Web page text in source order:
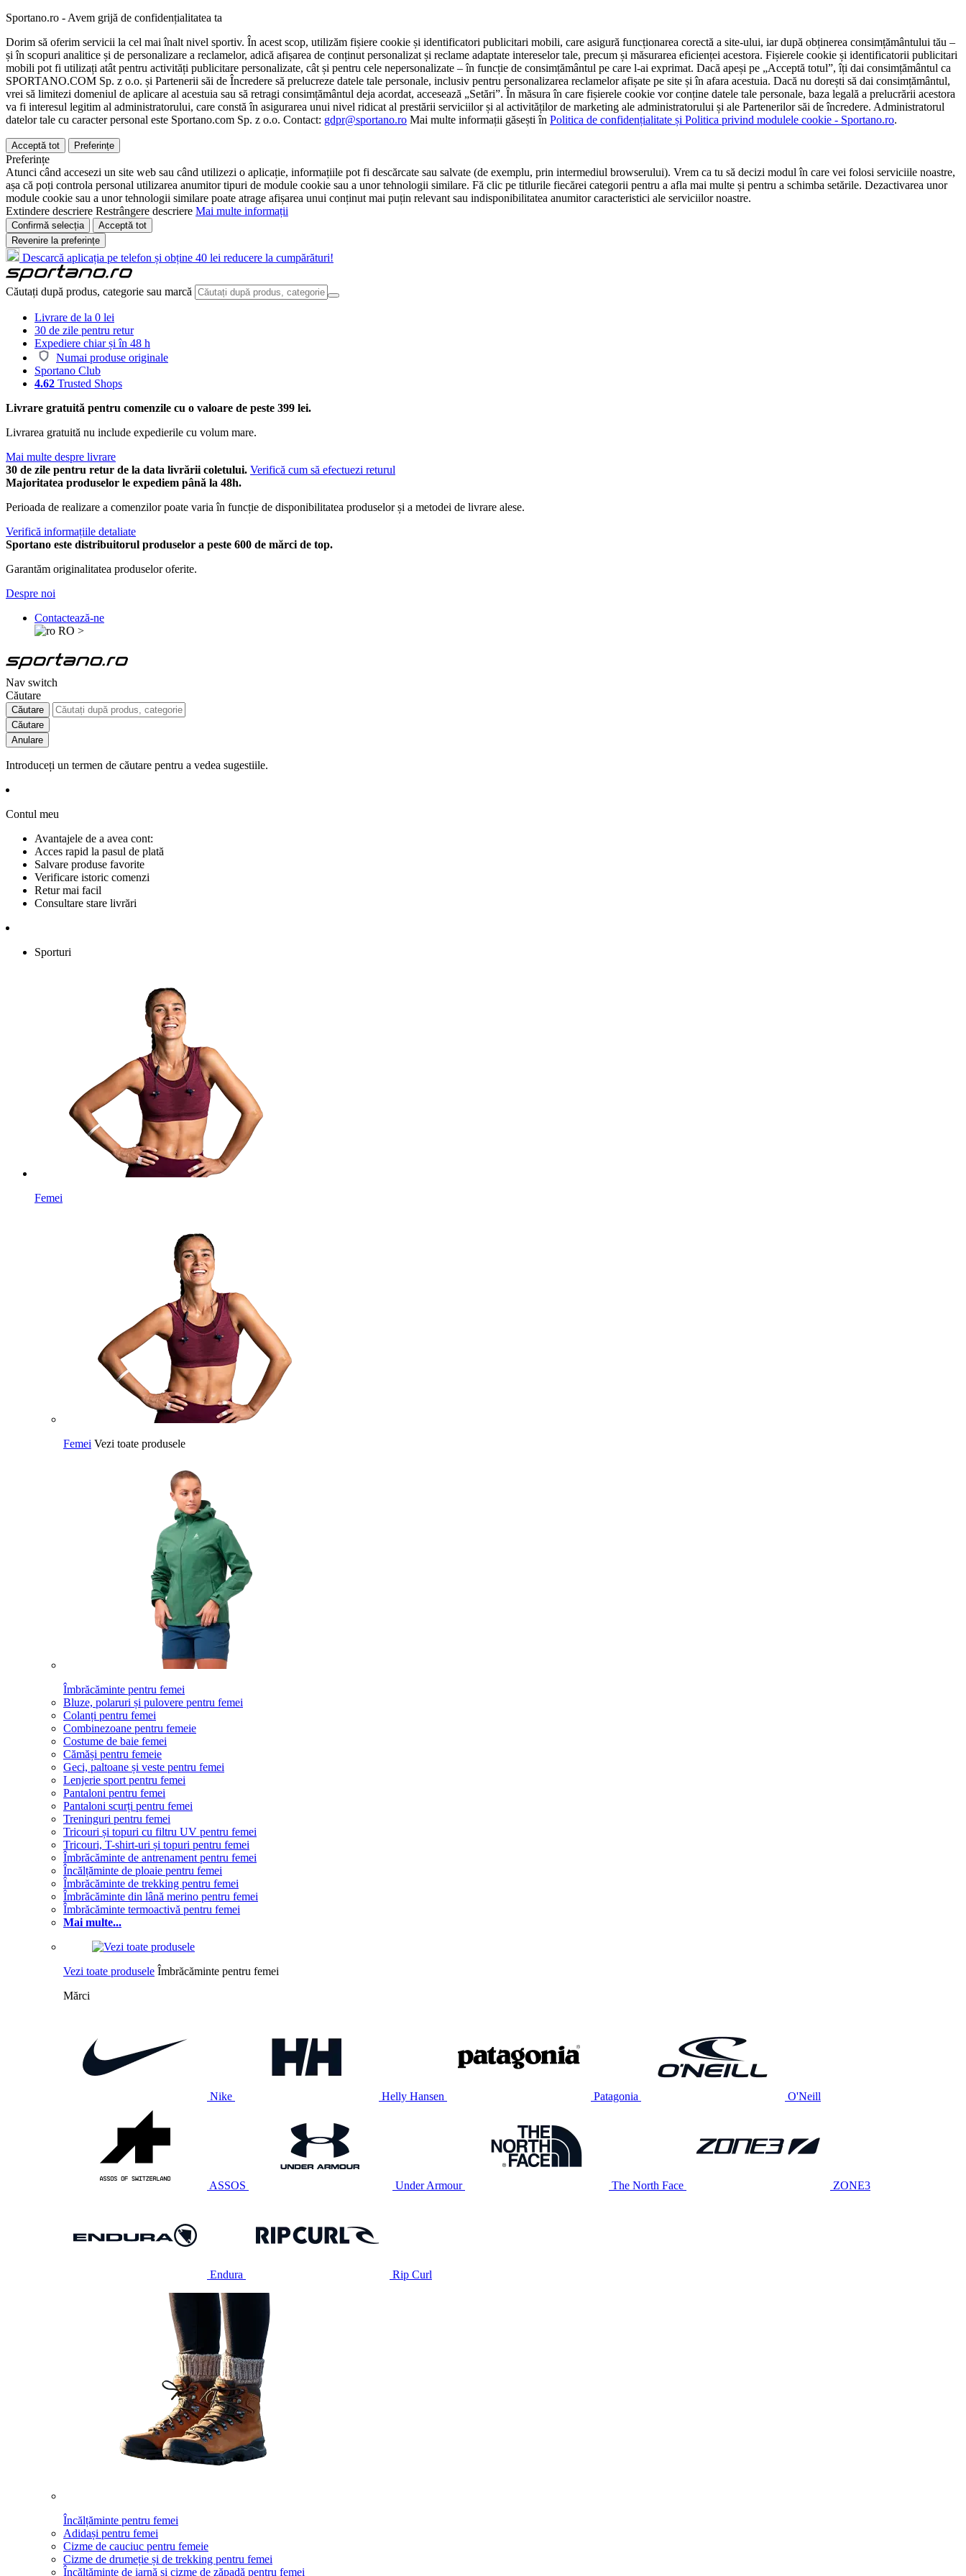
Sportano.ro - Avem grijă de confidențialitatea ta
Dorim să oferim servicii la cel mai înalt nivel sportiv. În acest scop, utilizăm fișiere cookie și identificatori publicitari mobili, care asigură funcționarea corectă a site-ului, iar după obținerea consimțământului tău –
și în scopuri analitice și de personalizare a reclamelor, adică afișarea de conținut personalizat și reclame adaptate intereselor tale, precum și măsurarea eficienței acestora. Fișierele cookie și identificatorii publicitari
mobili pot fi utilizați atât pentru activități publicitare personalizate, cât și pentru cele nepersonalizate – în funcție de consimțământul pe care l-ai exprimat. Dacă apeși pe „Acceptă totul”, îți dai consimțământul ca
SPORTANO.COM Sp. z o.o. și Partenerii săi de Încredere să prelucreze datele tale personale, inclusiv pentru personalizarea reclamelor afișate pe site și în afara acestuia. Dacă nu dorești să dai consimțământul,
vrei să limitezi domeniul de aplicare al acestuia sau să retragi consimțământul deja acordat, accesează „Setări”. În măsura în care fișierele cookie vor conține datele tale personale, baza legală a prelucrării acestora
va fi interesul legitim al administratorului, care constă în asigurarea unui nivel ridicat al prestării serviciilor și al activităților de marketing ale administratorului și ale Partenerilor săi de încredere. Administratorul
datelor tale cu caracter personal este Sportano.com Sp. z o.o. Contact: gdpr@sportano.ro Mai multe informații găsești în Politica de confidențialitate și Politica privind modulele cookie - Sportano.ro.
Acceptă tot Preferințe
Preferințe
Atunci când accesezi un site web sau când utilizezi o aplicație, informațiile pot fi descărcate sau salvate (de exemplu, prin intermediul browserului). Vrem ca tu să decizi modul în care vei folosi serviciile noastre,
așa că poți controla personal utilizarea anumitor tipuri de module cookie sau a unor tehnologii similare. Fă clic pe titlurile fiecărei categorii pentru a afla mai multe și pentru a schimba setările. Dezactivarea unor
module cookie sau a unor tehnologii similare poate atrage afișarea unui conținut mai puțin relevant sau indisponibilitatea anumitor caracteristici ale serviciilor noastre.
Extindere descriere Restrângere descriere Mai multe informații
Confirmă selecția
Acceptă tot
Revenire la preferințe
Descarcă aplicația pe telefon și obține 40 lei reducere la cumpărături!
Căutați după produs, categorie sau marcă
Livrare de la 0 lei
30 de zile pentru retur
Expediere chiar și în 48 h
Numai produse originale
Sportano Club
4.62 Trusted Shops
Livrare gratuită pentru comenzile cu o valoare de peste 399 lei.
Livrarea gratuită nu include expedierile cu volum mare.
Mai multe despre livrare
30 de zile pentru retur de la data livrării coletului. Verifică cum să efectuezi returul
Majoritatea produselor le expediem până la 48h.
Perioada de realizare a comenzilor poate varia în funcție de disponibilitatea produselor și a metodei de livrare alese.
Verifică informațiile detaliate
Sportano este distribuitorul produselor a peste 600 de mărci de top.
Garantăm originalitatea produselor oferite.
Despre noi
Contactează-ne
RO >
Nav switch
Căutare
Căutare
Căutare
Anulare
Introduceți un termen de căutare pentru a vedea sugestiile.
Contul meu
Avantajele de a avea cont:
Acces rapid la pasul de plată
Salvare produse favorite
Verificare istoric comenzi
Retur mai facil
Consultare stare livrări
Sporturi
Femei
Femei Vezi toate produsele
Îmbrăcăminte pentru femei
Bluze, polaruri și pulovere pentru femei
Colanți pentru femei
Combinezoane pentru femeie
Costume de baie femei
Cămăși pentru femeie
Geci, paltoane și veste pentru femei
Lenjerie sport pentru femei
Pantaloni pentru femei
Pantaloni scurți pentru femei
Treninguri pentru femei
Tricouri și topuri cu filtru UV pentru femei
Tricouri, T-shirt-uri și topuri pentru femei
Îmbrăcăminte de antrenament pentru femei
Încălțăminte de ploaie pentru femei
Îmbrăcăminte de trekking pentru femei
Îmbrăcăminte din lână merino pentru femei
Îmbrăcăminte termoactivă pentru femei
Mai multe...
Vezi toate produsele Îmbrăcăminte pentru femei
Mărci
Nike Helly Hansen Patagonia O'Neill
ASSOS Under Armour The North Face ZONE3
Endura Rip Curl
Încălțăminte pentru femei
Adidași pentru femei
Cizme de cauciuc pentru femeie
Cizme de drumeție și de trekking pentru femei
Încălțăminte de iarnă și cizme de zăpadă pentru femei